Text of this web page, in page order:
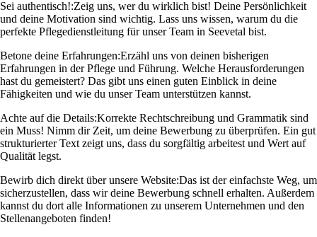
Sei authentisch!:Zeig uns, wer du wirklich bist! Deine Persönlichkeit
und deine Motivation sind wichtig. Lass uns wissen, warum du die
perfekte Pflegedienstleitung für unser Team in Seevetal bist.
Betone deine Erfahrungen:Erzähl uns von deinen bisherigen
Erfahrungen in der Pflege und Führung. Welche Herausforderungen
hast du gemeistert? Das gibt uns einen guten Einblick in deine
Fähigkeiten und wie du unser Team unterstützen kannst.
Achte auf die Details:Korrekte Rechtschreibung und Grammatik sind
ein Muss! Nimm dir Zeit, um deine Bewerbung zu überprüfen. Ein gut
strukturierter Text zeigt uns, dass du sorgfältig arbeitest und Wert auf
Qualität legst.
Bewirb dich direkt über unsere Website:Das ist der einfachste Weg, um
sicherzustellen, dass wir deine Bewerbung schnell erhalten. Außerdem
kannst du dort alle Informationen zu unserem Unternehmen und den
Stellenangeboten finden!